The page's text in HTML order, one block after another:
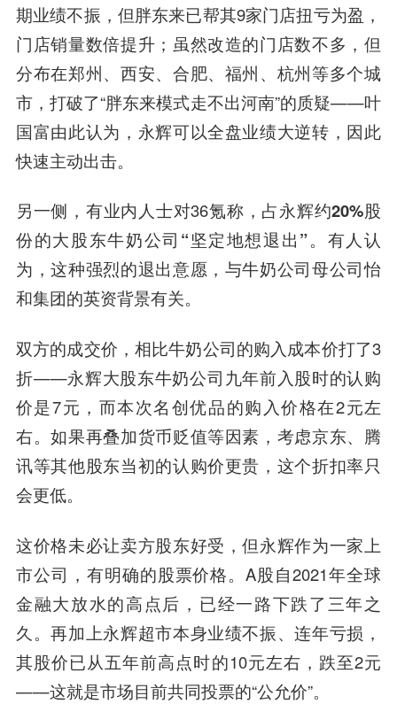
期业绩不振，但胖东来已帮其9家门店扭亏为盈，
门店销量数倍提升；虽然改造的门店数不多，但
分布在郑州、西安、合肥、福州、杭州等多个城
市，打破了“胖东来模式走不出河南”的质疑——叶
国富由此认为，永辉可以全盘业绩大逆转，因此
快速主动出击。
另一侧，有业内人士对36氪称， 占永辉约20%股
份的大股东牛奶公司“坚定地想退出”。 有人认
为，这种强烈的退出意愿，与牛奶公司母公司怡
和集团的英资背景有关。
双方的成交价，相比牛奶公司的购入成本价打了3
折——永辉大股东牛奶公司九年前入股时的认购
价是7元，而本次名创优品的购入价格在2元左
右。如果再叠加货币贬值等因素，考虑京东、腾
讯等其他股东当初的认购价更贵，这个折扣率只
会更低。
这价格未必让卖方股东好受，但永辉作为一家上
市公司，有明确的股票价格。A股自2021年全球
金融大放水的高点后，已经一路下跌了三年之
久。再加上永辉超市本身业绩不振、连年亏损，
其股价已从五年前高点时的10元左右，跌至2元
——这就是市场目前共同投票的“公允价”。